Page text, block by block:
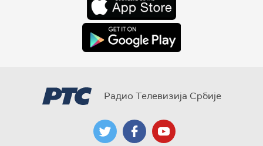
Радио Телевизија Србије